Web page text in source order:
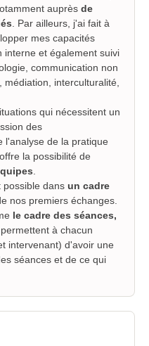
auprès de
. Par ailleurs, j'ai fait à
mes capacités
interne et également suivi
communication non
interculturalité,
qui nécessitent un
des
l'analyse de la pratique
la possibilité de
possible dans un cadre
nos premiers échanges.
le cadre des séances,
, permettent à chacun
intervenant) d'avoir une
séances et de ce qui